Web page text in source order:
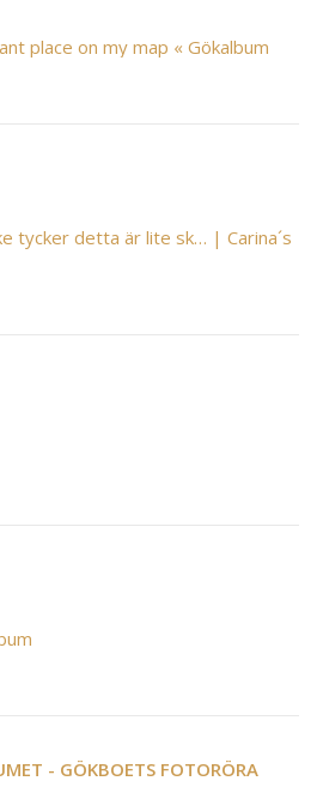
place on my map « Gökalbum
tycker detta är lite sk… | Carina´s
- GÖKBOETS FOTORÖRA